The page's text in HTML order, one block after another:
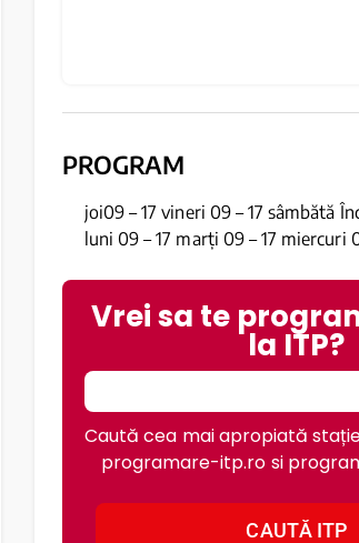
PROGRAM
joi09 – 17 vineri 09 – 17 sâmbătă
luni 09 – 17 marți 09 – 17 miercuri
Vrei sa te
la ITP?
Caută cea mai apropiată
programare-itp.ro si
CAUTĂ ITP